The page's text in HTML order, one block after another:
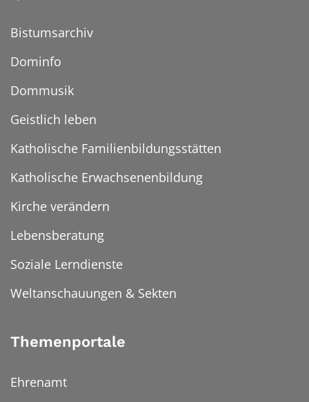
Bistumsarchiv
Dominfo
Dommusik
Geistlich leben
Katholische Familienbildungsstätten
Katholische Erwachsenenbildung
Kirche verändern
Lebensberatung
Soziale Lerndienste
Weltanschauungen & Sekten
Themenportale
Ehrenamt